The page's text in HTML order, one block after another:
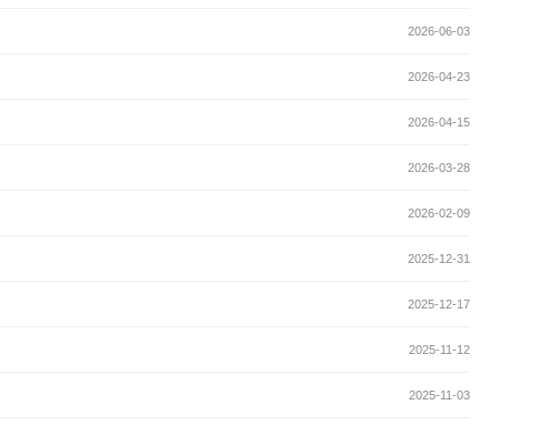
2026-06-03
2026-04-23
2026-04-15
2026-03-28
2026-02-09
2025-12-31
2025-12-17
2025-11-12
2025-11-03